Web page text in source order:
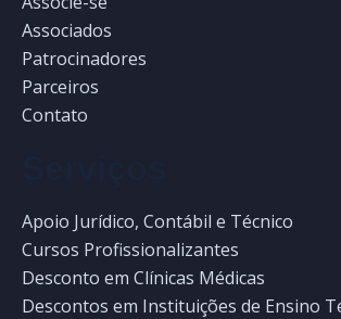
Associados
Patrocinadores
Parceiros
Contato
Apoio Jurídico, Contábil e Técnico
Cursos Profissionalizantes
Desconto em Clínicas Médicas
Descontos em Instituições de Ensino